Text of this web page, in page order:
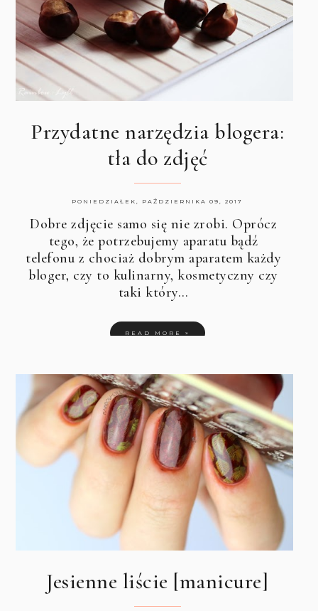
Przydatne narzędzia blogera:
tła do zdjęć
PONIEDZIAŁEK, PAŹDZIERNIKA 09, 2017
Dobre zdjęcie samo się nie zrobi. Oprócz
tego, że potrzebujemy aparatu bądź
telefonu z chociaż dobrym aparatem każdy
bloger, czy to kulinarny, kosmetyczny czy
taki który…
READ MORE »
Jesienne liście [manicure]